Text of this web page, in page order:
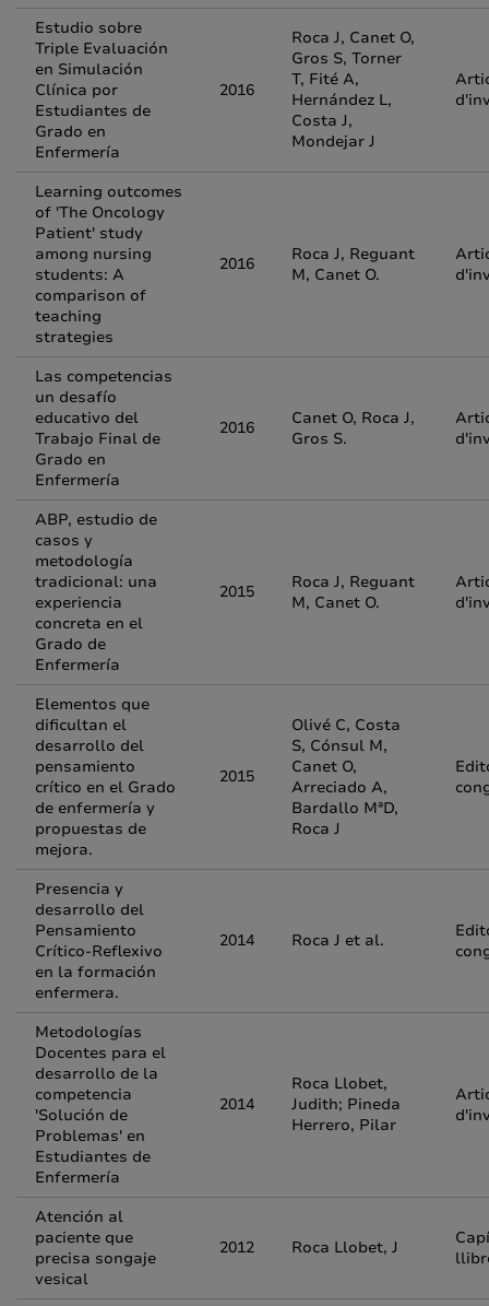
Estudio sobre
Triple Evaluación
en Simulación
Clínica por
Estudiantes de
Grado en
Enfermería
2016
Roca J, Canet O,
Gros S, Torner
T, Fité A,
Hernández L,
Costa J,
Mondejar J
Learning outcomes
of 'The Oncology
Patient' study
among nursing
students: A
comparison of
teaching
strategies
2016
Roca J, Reguant
M, Canet O.
Las competencias
un desafío
educativo del
Trabajo Final de
Grado en
Enfermería
2016
Canet O, Roca J,
Gros S.
ABP, estudio de
casos y
metodología
tradicional: una
experiencia
concreta en el
Grado de
Enfermería
2015
Roca J, Reguant
M, Canet O.
Elementos que
dificultan el
desarrollo del
pensamiento
crítico en el Grado
de enfermería y
propuestas de
mejora.
2015
Olivé C, Costa
S, Cónsul M,
Canet O,
Arreciado A,
Bardallo MªD,
Roca J
Presencia y
desarrollo del
Pensamiento
Crítico-Reflexivo
en la formación
enfermera.
2014 Roca J et al.
Metodologías
Docentes para el
desarrollo de la
competencia
'Solución de
Problemas' en
Estudiantes de
Enfermería
2014
Roca Llobet,
Judith; Pineda
Herrero, Pilar
Atención al
paciente que
precisa songaje
vesical
2012 Roca Llobet, J